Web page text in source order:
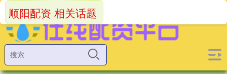
顺阳配资 相关话题